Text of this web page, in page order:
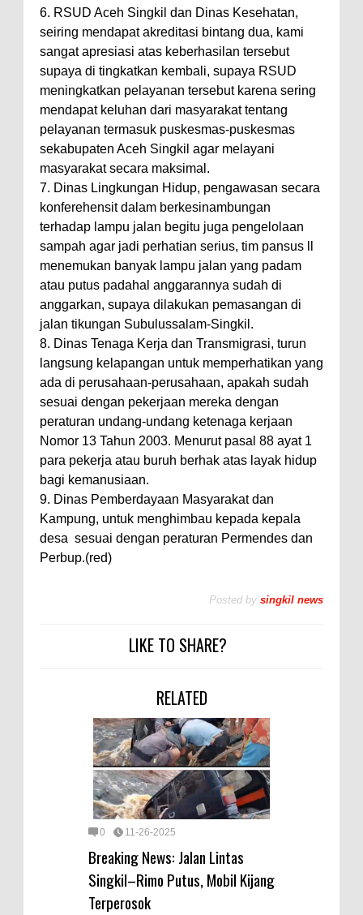
6. RSUD Aceh Singkil dan Dinas Kesehatan,
seiring mendapat akreditasi bintang dua, kami
sangat apresiasi atas keberhasilan tersebut
supaya di tingkatkan kembali, supaya RSUD
meningkatkan pelayanan tersebut karena sering
mendapat keluhan dari masyarakat tentang
pelayanan termasuk puskesmas-puskesmas
sekabupaten Aceh Singkil agar melayani
masyarakat secara maksimal.
7. Dinas Lingkungan Hidup, pengawasan secara
konferehensit dalam berkesinambungan
terhadap lampu jalan begitu juga pengelolaan
sampah agar jadi perhatian serius, tim pansus ll
menemukan banyak lampu jalan yang padam
atau putus padahal anggarannya sudah di
anggarkan, supaya dilakukan pemasangan di
jalan tikungan Subulussalam-Singkil.
8. Dinas Tenaga Kerja dan Transmigrasi, turun
langsung kelapangan untuk memperhatikan yang
ada di perusahaan-perusahaan, apakah sudah
sesuai dengan pekerjaan mereka dengan
peraturan undang-undang ketenaga kerjaan
Nomor 13 Tahun 2003. Menurut pasal 88 ayat 1
para pekerja atau buruh berhak atas layak hidup
bagi kemanusiaan.
9. Dinas Pemberdayaan Masyarakat dan
Kampung, untuk menghimbau kepada kepala
desa sesuai dengan peraturan Permendes dan
Perbup.(red)
Posted by singkil news
LIKE TO SHARE?
RELATED
0 11-26-2025
Breaking News: Jalan Lintas
Singkil–Rimo Putus, Mobil Kijang
Terperosok